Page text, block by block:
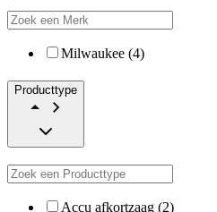
Milwaukee (4)
Producttype
Accu afkortzaag (2)